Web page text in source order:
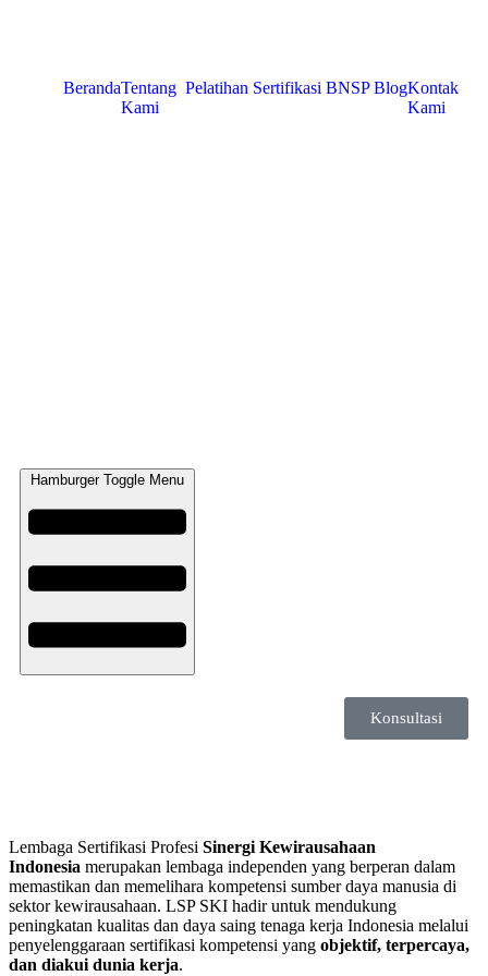
BerandaTentang
Kami
Pelatihan Sertifikasi BNSPBlogKontak
Kami
Hamburger Toggle Menu
Konsultasi
Lembaga Sertifikasi Profesi Sinergi Kewirausahaan
Indonesia merupakan lembaga independen yang berperan dalam
memastikan dan memelihara kompetensi sumber daya manusia di
sektor kewirausahaan. LSP SKI hadir untuk mendukung
peningkatan kualitas dan daya saing tenaga kerja Indonesia melalui
penyelenggaraan sertifikasi kompetensi yang objektif, terpercaya,
dan diakui dunia kerja.